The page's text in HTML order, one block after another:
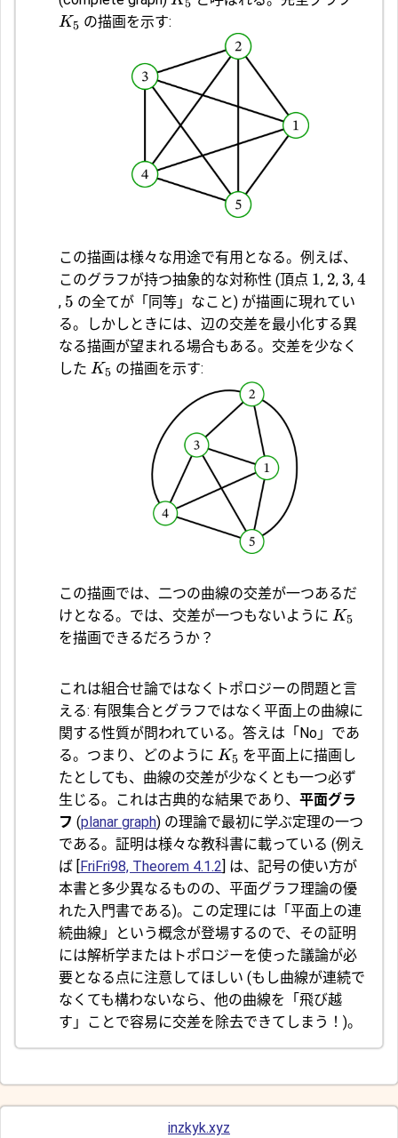
5
K5 の描画を示す:
この描画は様々な用途で有用となる。例えば、
このグラフが持つ抽象的な対称性 (頂点 1, 2, 3, 4
, 5 の全てが「同等」なこと) が描画に現れてい
る。しかしときには、辺の交差を最小化する異
なる描画が望まれる場合もある。交差を少なく
した K5 の描画を示す:
この描画では、二つの曲線の交差が一つあるだ
けとなる。では、交差が一つもないように K5
を描画できるだろうか？
これは組合せ論ではなくトポロジーの問題と言
える: 有限集合とグラフではなく平面上の曲線に
関する性質が問われている。答えは「No」であ
る。つまり、どのように K5 を平面上に描画し
たとしても、曲線の交差が少なくとも一つ必ず
生じる。これは古典的な結果であり、 平面グラ
フ (planar graph) の理論で最初に学ぶ定理の一つ
である。証明は様々な教科書に載っている (例え
ば [ FriFri98, Theorem 4.1.2 ] は、記号の使い方が
本書と多少異なるものの、平面グラフ理論の優
れた入門書である)。この定理には「平面上の連
続曲線」という概念が登場するので、その証明
には解析学またはトポロジーを使った議論が必
要となる点に注意してほしい (もし曲線が連続で
なくても構わないなら、他の曲線を「飛び越
す」ことで容易に交差を除去できてしまう！)。
inzkyk.xyz